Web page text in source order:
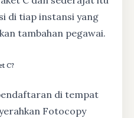
di tiap instansi yang
tambahan pegawai.
C?
di tempat
Fotocopy